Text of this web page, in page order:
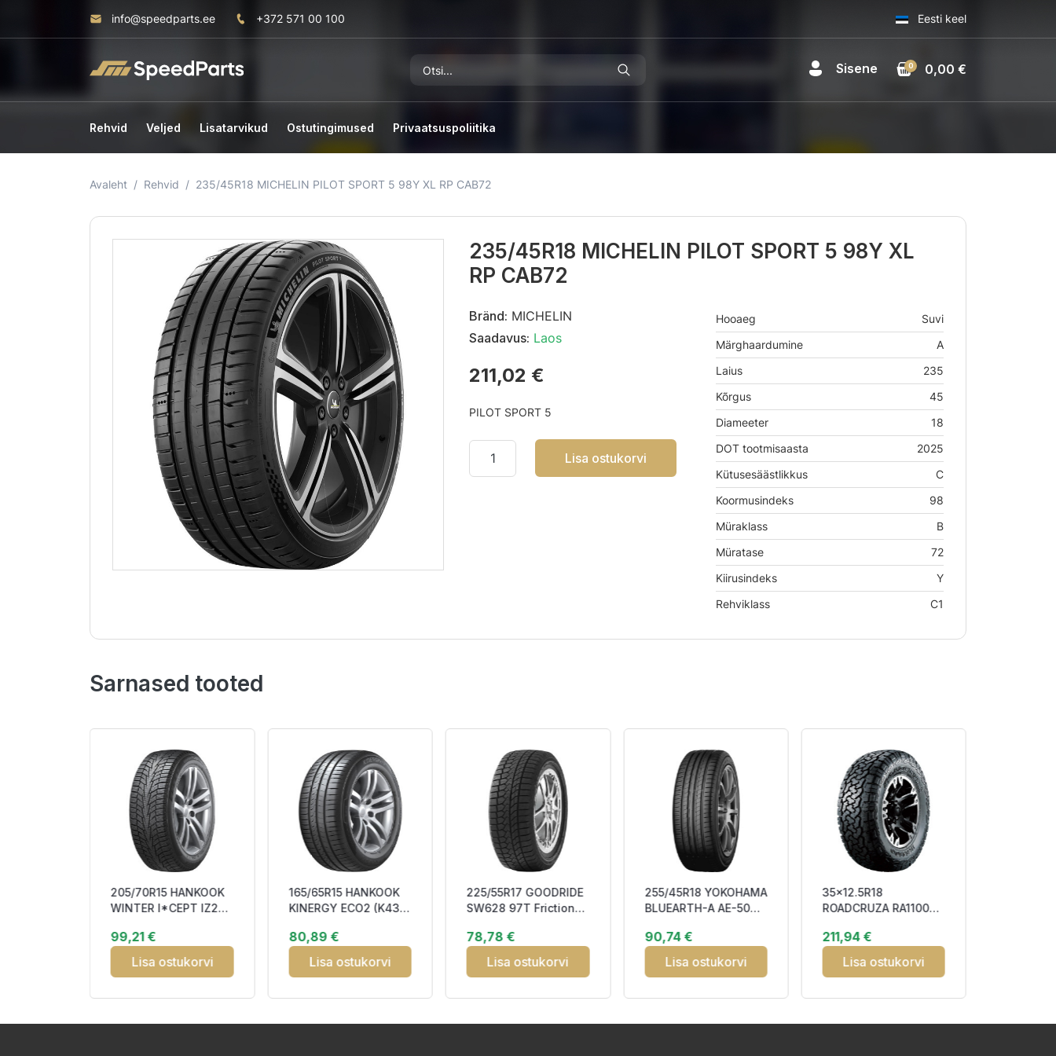
info@speedparts.ee +372 571 00 100 Eesti keel
Sisene 0,00 €
0
Rehvid Veljed Lisatarvikud Ostutingimused Privaatsuspoliitika
Avaleht Rehvid 235/45R18 MICHELIN PILOT SPORT 5 98Y XL RP CAB72
235/45R18 MICHELIN PILOT SPORT 5 98Y XL
RP CAB72
Bränd: MICHELIN
Saadavus: Laos
211,02 €
PILOT SPORT 5
Lisa ostukorvi
Hooaeg
Suvi
Märghaardumine
A
Laius
235
Kõrgus
45
Diameeter
18
DOT tootmisaasta
2025
Kütusesäästlikkus
C
Koormusindeks
98
Müraklass
B
Müratase
72
Kiirusindeks
Y
Rehviklass
C1
Sarnased tooted
205/70R15 HANKOOK
WINTER I*CEPT IZ2
Friction CE
99,21 €
Lisa ostukorvi
165/65R15 HANKOOK
KINERGY ECO2 (K435)
80,89 €
Lisa ostukorvi
225/55R17 GOODRIDE
SW628 97T Friction
78,78 €
Lisa ostukorvi
255/45R18 YOKOHAMA
BLUEARTH-A AE-50
CA272
90,74 €
Lisa ostukorvi
35x12.5R18
ROADCRUZA RA1100
211,94 €
Lisa ostukorvi